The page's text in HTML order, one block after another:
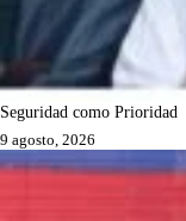
Seguridad como Prioridad
9 agosto, 2026